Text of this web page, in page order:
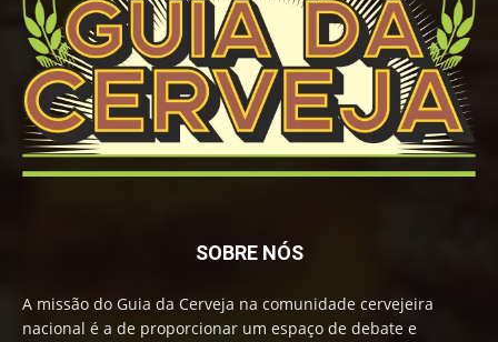
SOBRE NÓS
A missão do Guia da Cerveja na comunidade cervejeira
nacional é a de proporcionar um espaço de debate e